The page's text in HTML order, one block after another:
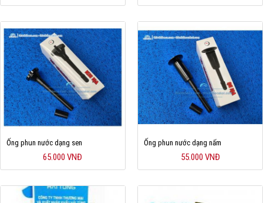
Ống phun nước dạng sen
65.000 VNĐ
Ống phun nước dạng nấm
55.000 VNĐ
Liên hệ